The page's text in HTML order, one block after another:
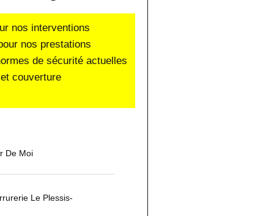
nos interventions
nos prestations
de sécurité actuelles
couverture
De Moi
Le Plessis-